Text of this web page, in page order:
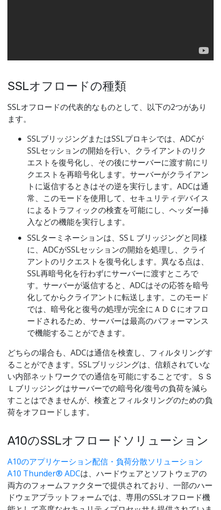
SSLオフロードの種類
SSLオフロードの代表的なものとして、以下の2つがあり
ます。
SSLブリッジングまたはSSLプロキシでは、ADCが
SSLセッションの開始を行い、クライアントのリク
エストを復号化し、その後にサーバーに渡す前にリ
クエストを再暗号化します。サーバーがクライアン
トに返信するときはその逆を実行します。ADCは通
常、このモードを使用して、セキュリティデバイス
によるトラフィックの検査を可能にし、ヘッダー挿
入などの機能を実行します。
SSLターミネーションは、SSＬブリッジングと同様
に、ADCがSSLセッションの開始を処理し、クライ
アントのリクエストを復号化します。異なる点は、
SSL再暗号化を行わずにサーバーに渡すところで
す。サーバーが返信すると、ADCはその応答を暗号
化してからクライアントに転送します。このモード
では、暗号化と復号の処理が完全にＡＤＣにオフロ
ードされるため、サーバーは最高のパフォーマンス
で機能することができます。
どちらの場合も、ADCは通信を検査し、フィルタリングす
ることができます。SSLブリッジングは、信頼されていな
い内部ネットワークでの通信を可能にすることです。ＳＳ
Ｌブリッジングはサーバーでの暗号化/復号の負荷を減ら
すことはできませんが、検査とフィルタリングのための負
荷をオフロードします。
A10のSSLオフロードソリューション
A10のアプリケーション配信・負荷分散ソリューション
A10 Thunder® ADCは、ハードウェアとソフトウェアの
両方のフォームファクターで提供されており、一部のハー
ドウェアプラットフォームでは、専用のSSLオフロード機